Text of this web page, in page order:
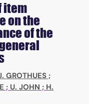
item
on the
of the
GROTHUES ;
; U. JOHN ; H.